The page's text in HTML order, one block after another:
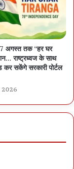
अगस्त तक “हर घर
राष्ट्रध्वज के साथ
सकेंगे सरकारी पोर्टल
2026